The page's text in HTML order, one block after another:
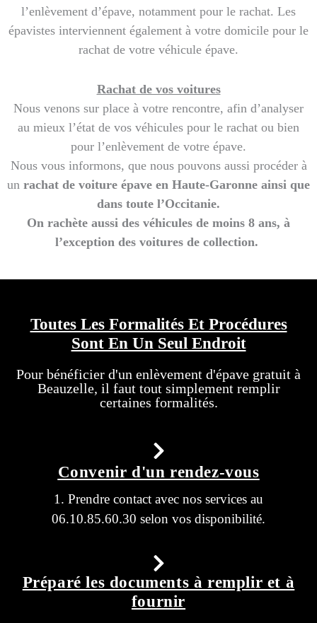
l’enlèvement d’épave, notamment pour le rachat. Les
épavistes interviennent également à votre domicile pour le
rachat de votre véhicule épave.
Rachat de vos voitures
Nous venons sur place à votre rencontre, afin d’analyser
au mieux l’état de vos véhicules pour le rachat ou bien
pour l’enlèvement de votre épave.
Nous vous informons, que nous pouvons aussi procéder à
un rachat de voiture épave en Haute-Garonne ainsi que
dans toute l’Occitanie.
On rachète aussi des véhicules de moins 8 ans, à
l’exception des voitures de collection.
Toutes Les Formalités Et Procédures
Sont En Un Seul Endroit
Pour bénéficier d'un enlèvement d'épave gratuit à
Beauzelle, il faut tout simplement remplir
certaines formalités.
Convenir d'un rendez-vous
1. Prendre contact avec nos services au
06.10.85.60.30 selon vos disponibilité.
Préparé les documents à remplir et à
fournir